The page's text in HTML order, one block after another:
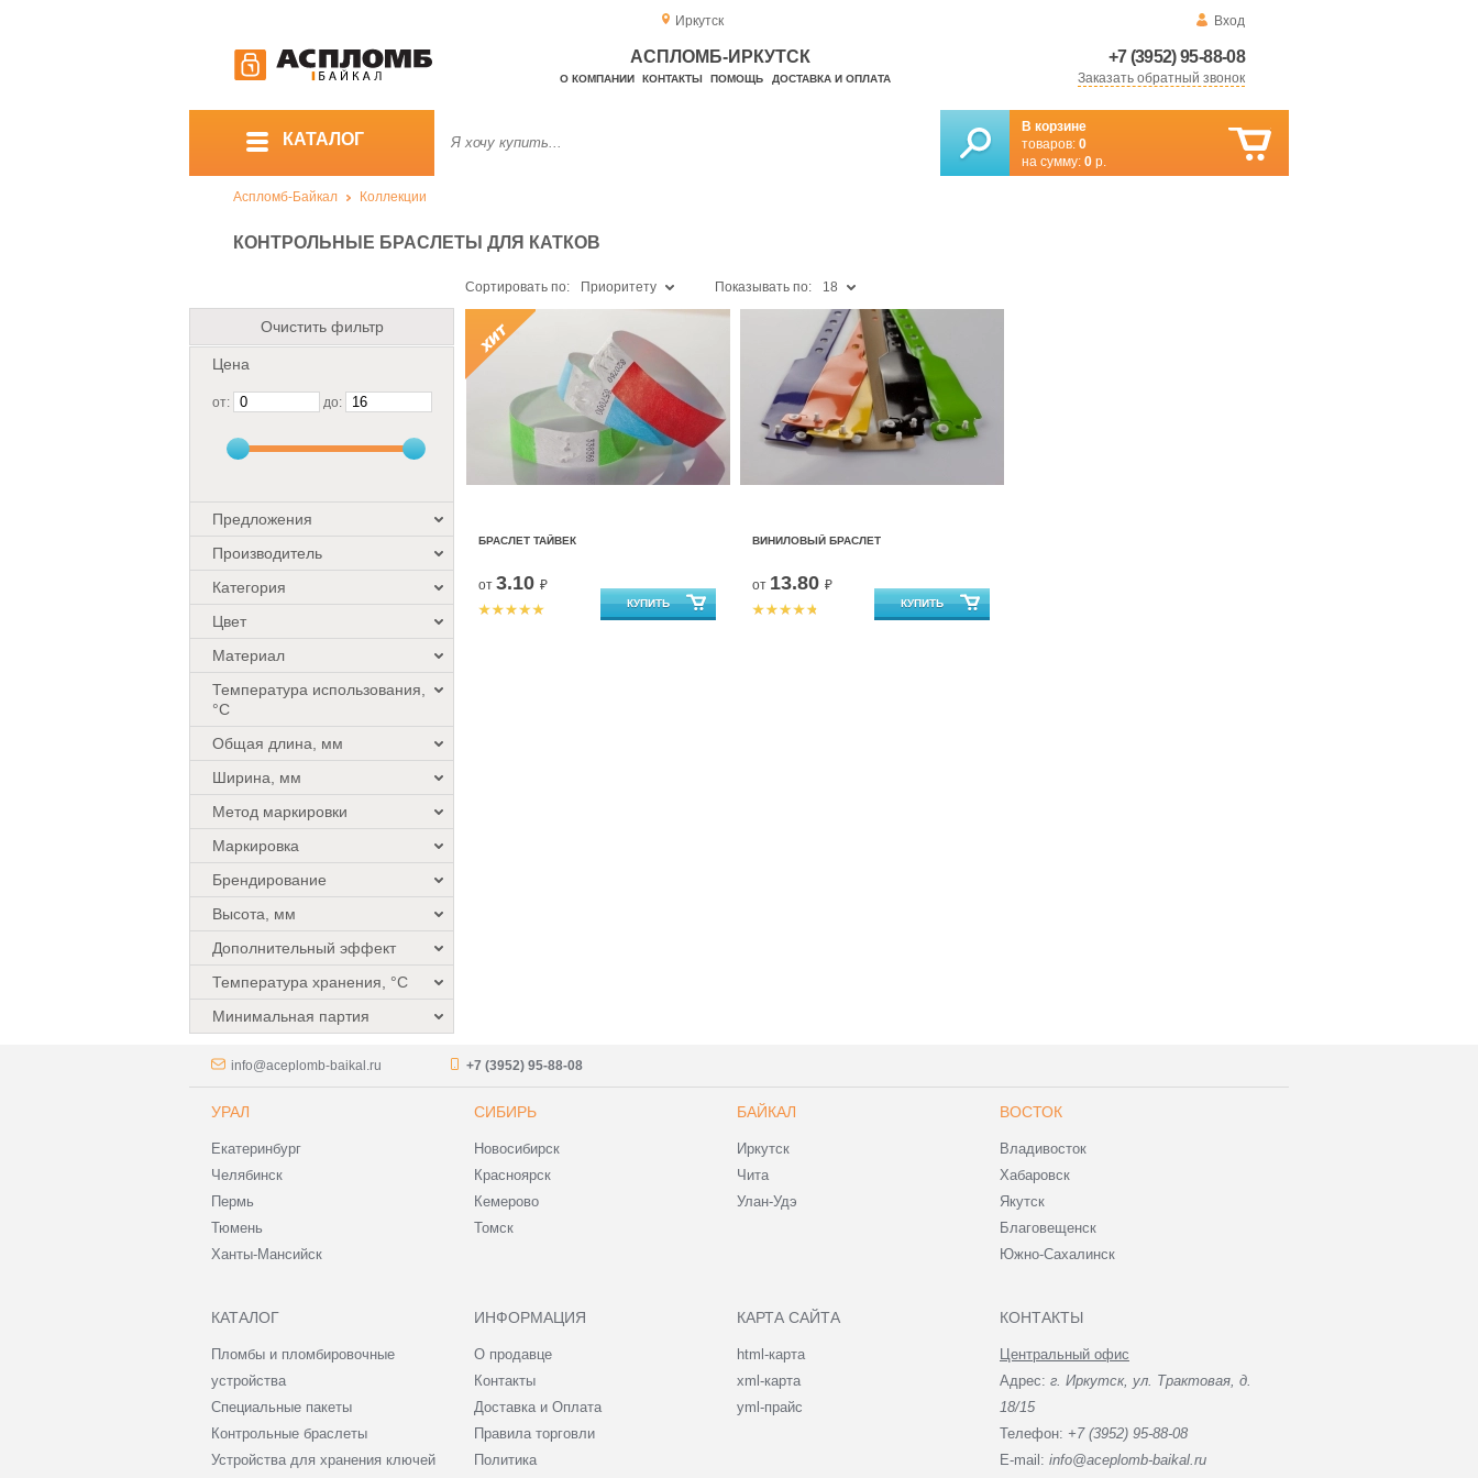
Иркутск Вход
+7 (3952) 95-88-08
Заказать обратный звонок
АСПЛОМБ-ИРКУТСК
О КОМПАНИИ КОНТАКТЫ ПОМОЩЬ ДОСТАВКА И ОПЛАТА
КАТАЛОГ
В корзине
товаров: 0
на сумму: 0 р.
Аспломб-Байкал Коллекции
КОНТРОЛЬНЫЕ БРАСЛЕТЫ ДЛЯ КАТКОВ
Очистить фильтр
Цена
от: до:
Предложения
Производитель
Категория
Цвет
Материал
Температура использования,
°C
Общая длина, мм
Ширина, мм
Метод маркировки
Маркировка
Брендирование
Высота, мм
Дополнительный эффект
Температура хранения, °C
Минимальная партия
Сортировать по: Приоритету Показывать по: 18
БРАСЛЕТ ТАЙВЕК
от 3.10 ₽
ВИНИЛОВЫЙ БРАСЛЕТ
от 13.80 ₽
info@aceplomb-baikal.ru +7 (3952) 95-88-08
УРАЛ
Екатеринбург
Челябинск
Пермь
Тюмень
Ханты-Мансийск
СИБИРЬ
Новосибирск
Красноярск
Кемерово
Томск
БАЙКАЛ
Иркутск
Чита
Улан-Удэ
ВОСТОК
Владивосток
Хабаровск
Якутск
Благовещенск
Южно-Сахалинск
КАТАЛОГ
Пломбы и пломбировочные
устройства
Специальные пакеты
Контрольные браслеты
Устройства для хранения ключей
ИНФОРМАЦИЯ
О продавце
Контакты
Доставка и Оплата
Правила торговли
Политика
КАРТА САЙТА
html-карта
xml-карта
yml-прайс
КОНТАКТЫ
Центральный офис
Адрес: г. Иркутск, ул. Трактовая, д.
18/15
Телефон: +7 (3952) 95-88-08
E-mail: info@aceplomb-baikal.ru